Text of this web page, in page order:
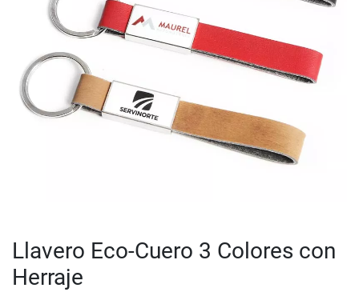
Llavero Eco-Cuero 3 Colores con
Herraje